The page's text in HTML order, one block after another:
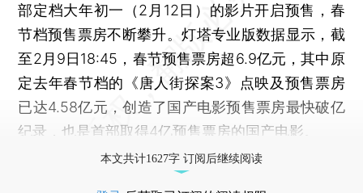
部定档大年初一（2月12日）的影片开启预售，春
节档预售票房不断攀升。灯塔专业版数据显示，截
至2月9日18:45，春节预售票房超6.9亿元，其中原
定去年春节档的《唐人街探案3》点映及预售票房
已达4.58亿元，创造了国产电影预售票房最快破亿
纪录，也是首部取得4亿预售票房的国产电影。
本文共计1627字 订阅后继续阅读